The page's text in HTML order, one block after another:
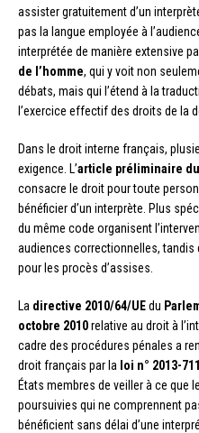
assister gratuitement d’un
pas la langue employée à
interprétée de manière extensive
de l’homme, qui y voit non
débats, mais qui l’étend à la
l’exercice effectif des droits de la
Dans le droit interne français,
exigence. L’article préliminaire
consacre le droit pour toute
bénéficier d’un interprète. Plus
du même code organisent
audiences correctionnelles, tandis
pour les procès d’assises.
La directive 2010/64/UEdu
octobre 2010relative au droit à
cadre des procédures pénales a
droit français par la loi n° 2013-
États membres de veiller à ce que
poursuivies qui ne comprennent
bénéficient sans délai d’une